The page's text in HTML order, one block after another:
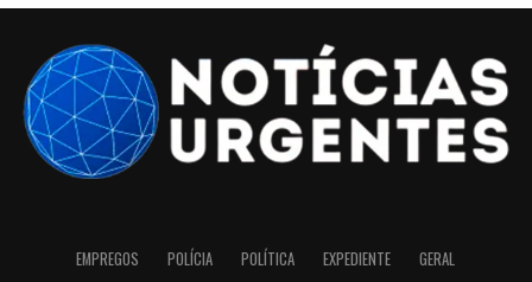
EMPREGOS POLÍCIA POLÍTICA EXPEDIENTE GERAL